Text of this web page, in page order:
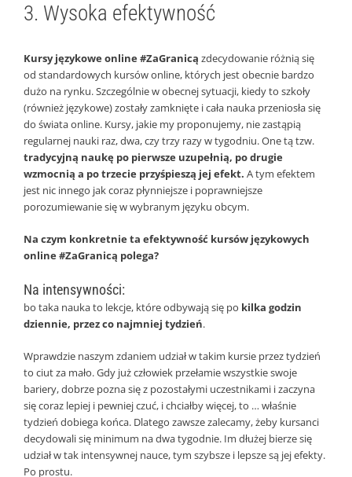
3. Wysoka efektywność
Kursy językowe online #ZaGranicą zdecydowanie różnią się
od standardowych kursów online, których jest obecnie bardzo
dużo na rynku. Szczególnie w obecnej sytuacji, kiedy to szkoły
(również językowe) zostały zamknięte i cała nauka przeniosła się
do świata online. Kursy, jakie my proponujemy, nie zastąpią
regularnej nauki raz, dwa, czy trzy razy w tygodniu. One tą tzw.
tradycyjną naukę po pierwsze uzupełnią, po drugie
wzmocnią a po trzecie przyśpieszą jej efekt. A tym efektem
jest nic innego jak coraz płynniejsze i poprawniejsze
porozumiewanie się w wybranym języku obcym.
Na czym konkretnie ta efektywność kursów językowych
online #ZaGranicą polega?
Na intensywności:
bo taka nauka to lekcje, które odbywają się po kilka godzin
dziennie, przez co najmniej tydzień.
Wprawdzie naszym zdaniem udział w takim kursie przez tydzień
to ciut za mało. Gdy już człowiek przełamie wszystkie swoje
bariery, dobrze pozna się z pozostałymi uczestnikami i zaczyna
się coraz lepiej i pewniej czuć, i chciałby więcej, to … właśnie
tydzień dobiega końca. Dlatego zawsze zalecamy, żeby kursanci
decydowali się minimum na dwa tygodnie. Im dłużej bierze się
udział w tak intensywnej nauce, tym szybsze i lepsze są jej efekty.
Po prostu.